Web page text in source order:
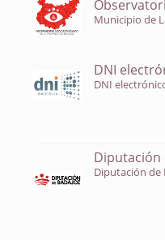
Municipio de
DNI
DNI
Diputación
Diputación de